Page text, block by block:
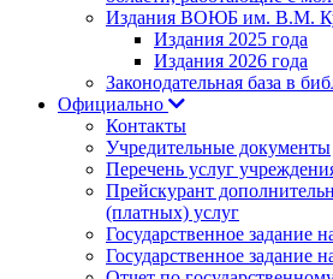
Издания ВОЮБ им. В.М.
Издания 2025 года
Издания 2026 года
Законодательная база в
Официально
Контакты
Учредительные документы
Перечень услуг
Прейскурант
(платных) услуг
Государственное задание
Государственное задание